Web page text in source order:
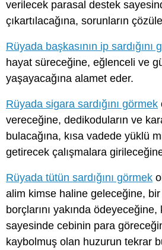
verilecek parasal destek
çıkartılacağına, sorunların
Rüyada başkasının ip sardığını
hayat süreceğine, eğlenceli ve
yaşayacağına alamet eder.
Rüyada sigara sardığını görmek
vereceğine, dedikoduların ve
bulacağına, kısa vadede yüklü
getirecek çalışmalara
Rüyada tütün sardığını görmek
alim kimse haline geleceğine,
borçlarını yakında ödeyeceğine,
sayesinde cebinin para
kaybolmuş olan huzurun tekrar